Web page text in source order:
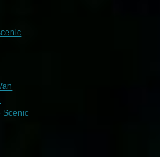
Scenic